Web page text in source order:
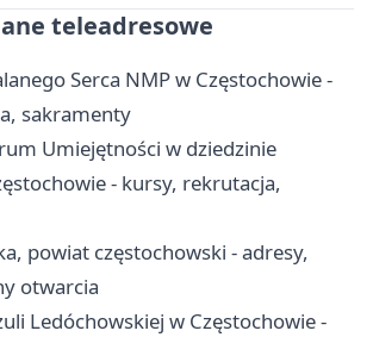
teleadresowe
Serca NMP w Częstochowie -
sakramenty
Umiejętności w dziedzinie
- kursy, rekrutacja,
powiat częstochowski - adresy,
otwarcia
Ledóchowskiej w Częstochowie -